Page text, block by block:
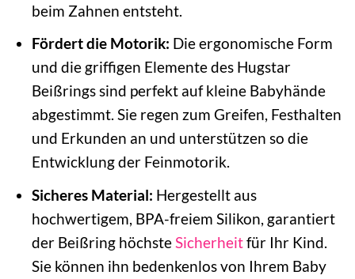
beim Zahnen entsteht.
Fördert die Motorik: Die ergonomische Form
und die griffigen Elemente des Hugstar
Beißrings sind perfekt auf kleine Babyhände
abgestimmt. Sie regen zum Greifen, Festhalten
und Erkunden an und unterstützen so die
Entwicklung der Feinmotorik.
Sicheres Material: Hergestellt aus
hochwertigem, BPA-freiem Silikon, garantiert
der Beißring höchste Sicherheitfür Ihr Kind.
Sie können ihn bedenkenlos von Ihrem Baby